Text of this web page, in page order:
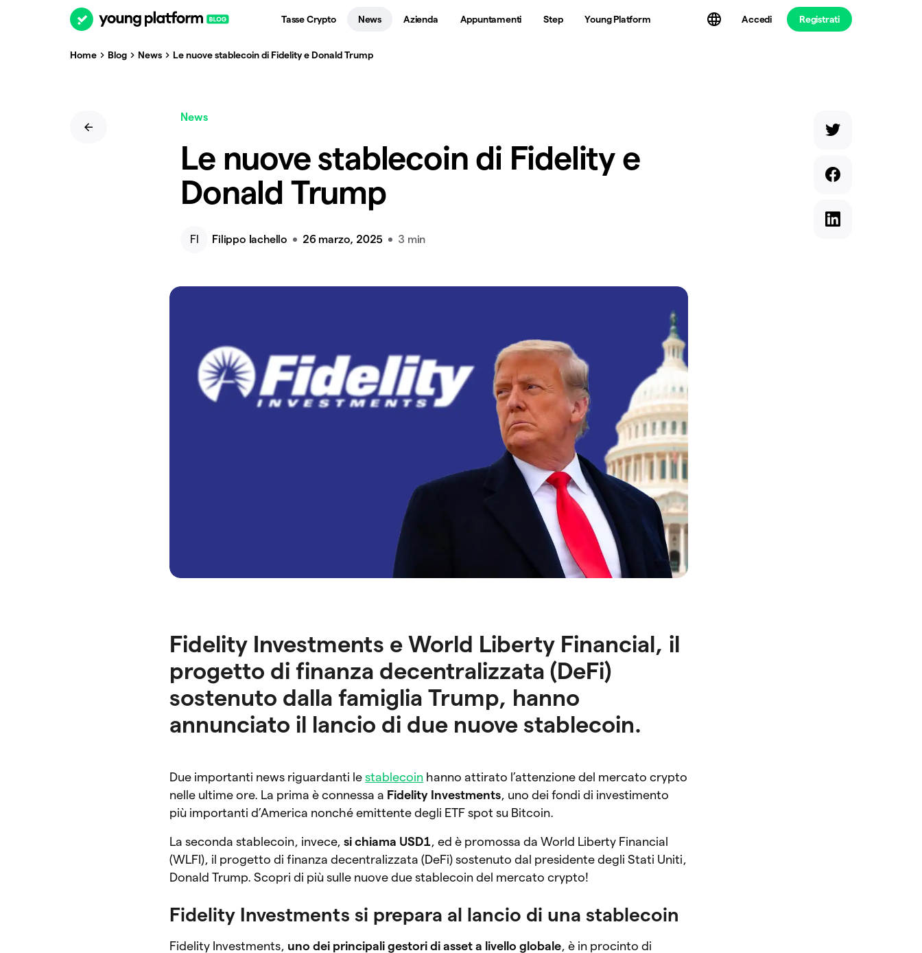
Appuntamenti
Azienda
News Step
Tasse Crypto Young Platform Accedi Registrati
Home Blog News Le nuove stablecoin di Fidelity e Donald Trump
News
Le nuove stablecoin di Fidelity e
Donald Trump
FI Filippo Iachello 26 marzo, 2025 3 min
Fidelity Investments e World Liberty Financial, il
progetto di finanza decentralizzata (DeFi)
sostenuto dalla famiglia Trump, hanno
annunciato il lancio di due nuove stablecoin.
Due importanti news riguardanti lestablecoin hanno attirato l’attenzione del mercato crypto
nelle ultime ore. La prima è connessa a Fidelity Investments , uno dei fondi di investimento
più importanti d’America nonché emittente degli ETF spot su Bitcoin.
La seconda stablecoin, invece,si chiama USD1 , ed è promossa da World Liberty Financial
(WLFI), il progetto di finanza decentralizzata (DeFi) sostenuto dal presidente degli Stati Uniti,
Donald Trump. Scopri di più sulle nuove due stablecoin del mercato crypto!
Fidelity Investments si prepara al lancio di una stablecoin
Fidelity Investments, uno dei principali gestori di asset a livello globale , è in procinto di